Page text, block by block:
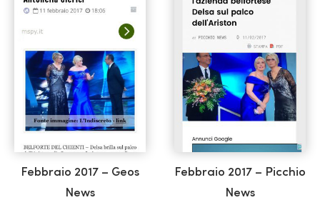
Febbraio 2017 – Geos
News
Febbraio 2017 – Picchio
News